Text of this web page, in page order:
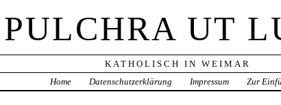
PULCHRA UT
KATHOLISCH IN WEIMAR
Home
Datenschutzerklärung Impressum Zur